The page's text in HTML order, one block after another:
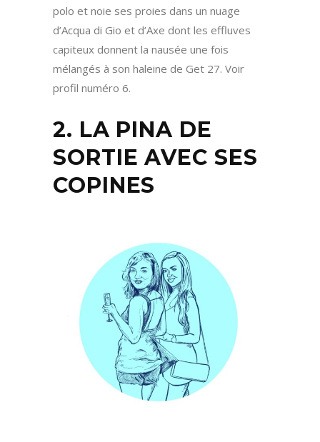
polo et noie ses proies dans un nuage
d’Acqua di Gio et d’Axe dont les effluves
capiteux donnent la nausée une fois
mélangés à son haleine de Get 27. Voir
profil numéro 6.
2. LA PINA DE
SORTIE AVEC SES
COPINES